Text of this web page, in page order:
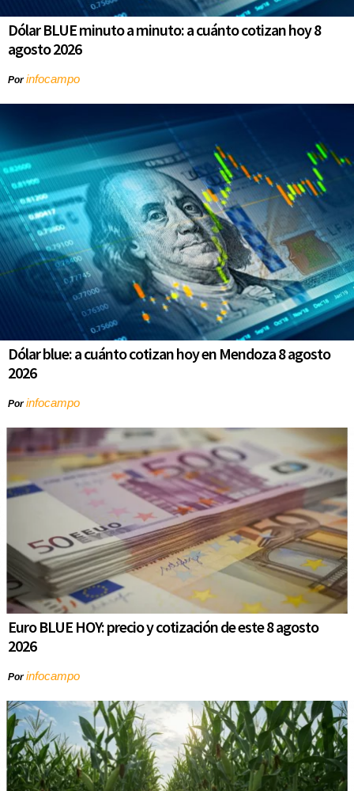
Dólar BLUE minuto a minuto: a cuánto cotizan hoy 8
agosto 2026
Porinfocampo
Dólar blue: a cuánto cotizan hoy en Mendoza 8 agosto
2026
Porinfocampo
Euro BLUE HOY: precio y cotización de este 8 agosto
2026
Porinfocampo